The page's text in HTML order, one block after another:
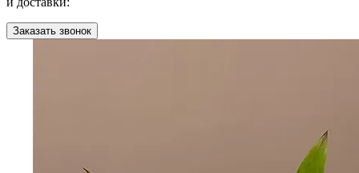
Заказать звонок